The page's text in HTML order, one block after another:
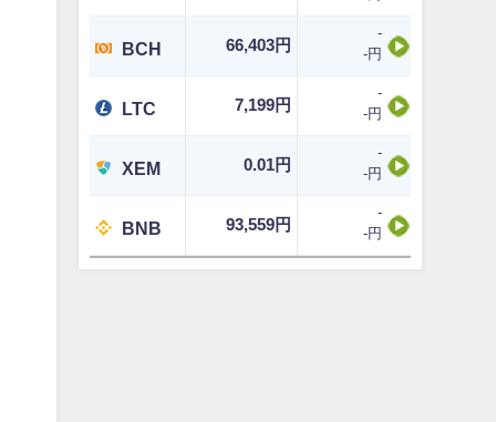
BCH 66,403円
-
-円
LTC 7,199円
-
-円
XEM 0.01円
-
-円
BNB 93,559円
-
-円